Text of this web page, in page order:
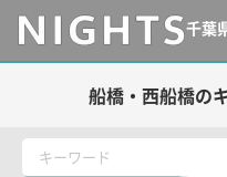
千葉
船橋・西船橋の
キーワード